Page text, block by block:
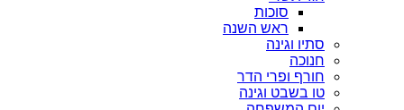
סוכות
ראש השנה
סתיו וגינה
חנוכה
חורף ופרי הדר
טו בשבט וגינה